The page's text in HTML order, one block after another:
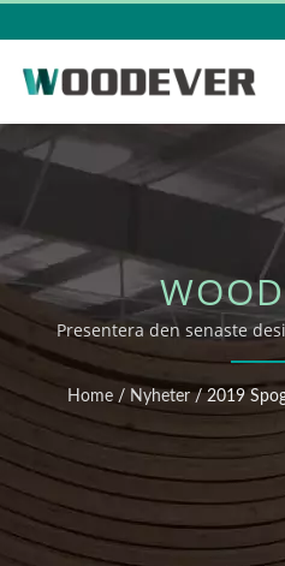
2019
Presentera den senaste
utemöbler på
Home / Nyheter / 2019